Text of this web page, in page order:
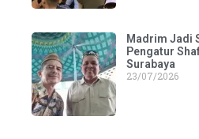
Madrim Jadi
Pengatur
Surabaya
23/07/2026